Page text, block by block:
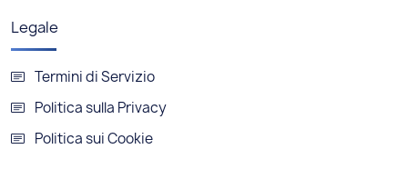
Legale
Termini di Servizio
Politica sulla Privacy
Politica sui Cookie